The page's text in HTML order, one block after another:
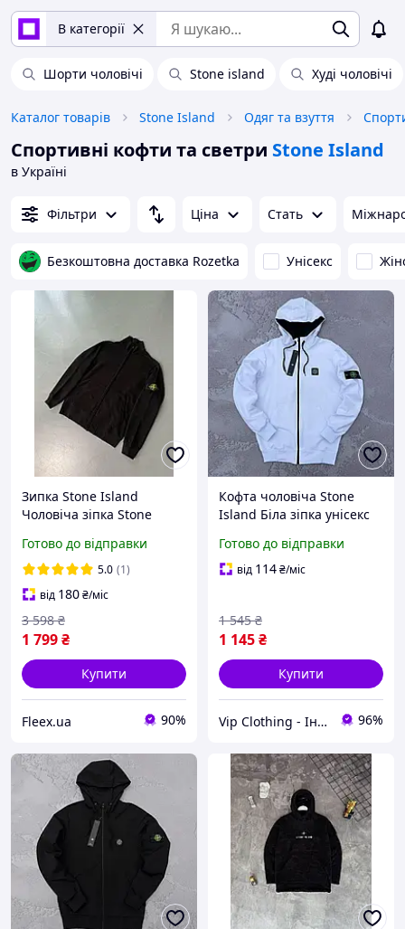
В категорії
Шорти чоловічі Stone island Худі чоловічі
Каталог товарів Stone Island Одяг та взуття
Спортивні кофти та светри Stone Island
в Україні
Фільтри Ціна Стать
Безкоштовна доставка Rozetka Унісекс
Зипка Stone Island
Чоловіча зіпка Stone
Айленд Брендова зипка
від Stone Island
Готово до відправки
5.0 (1)
від 180₴/міс
1 799₴
3 598 ₴
Купити
Fleex.ua 90%
Кофта чоловіча Stone
Island Біла зіпка унісекс
Худі модні без капюшона
на весну та осінь
Готово до відправки
від 114₴/міс
1 145₴
1 545 ₴
Купити
Vip Clothing - Інтернет магазин брендового одягу 96%